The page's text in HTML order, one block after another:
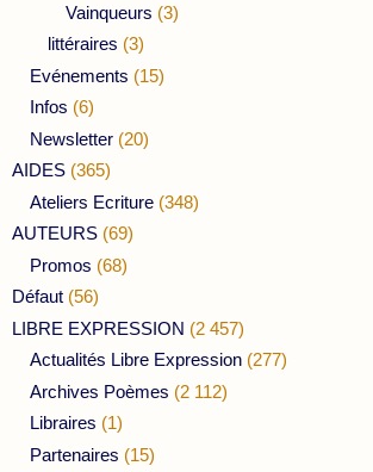
Vainqueurs (3)
littéraires (3)
Evénements (15)
Infos (6)
Newsletter (20)
AIDES (365)
Ateliers Ecriture (348)
AUTEURS (69)
Promos (68)
Défaut (56)
LIBRE EXPRESSION (2 457)
Actualités Libre Expression (277)
Archives Poèmes (2 112)
Libraires (1)
Partenaires (15)